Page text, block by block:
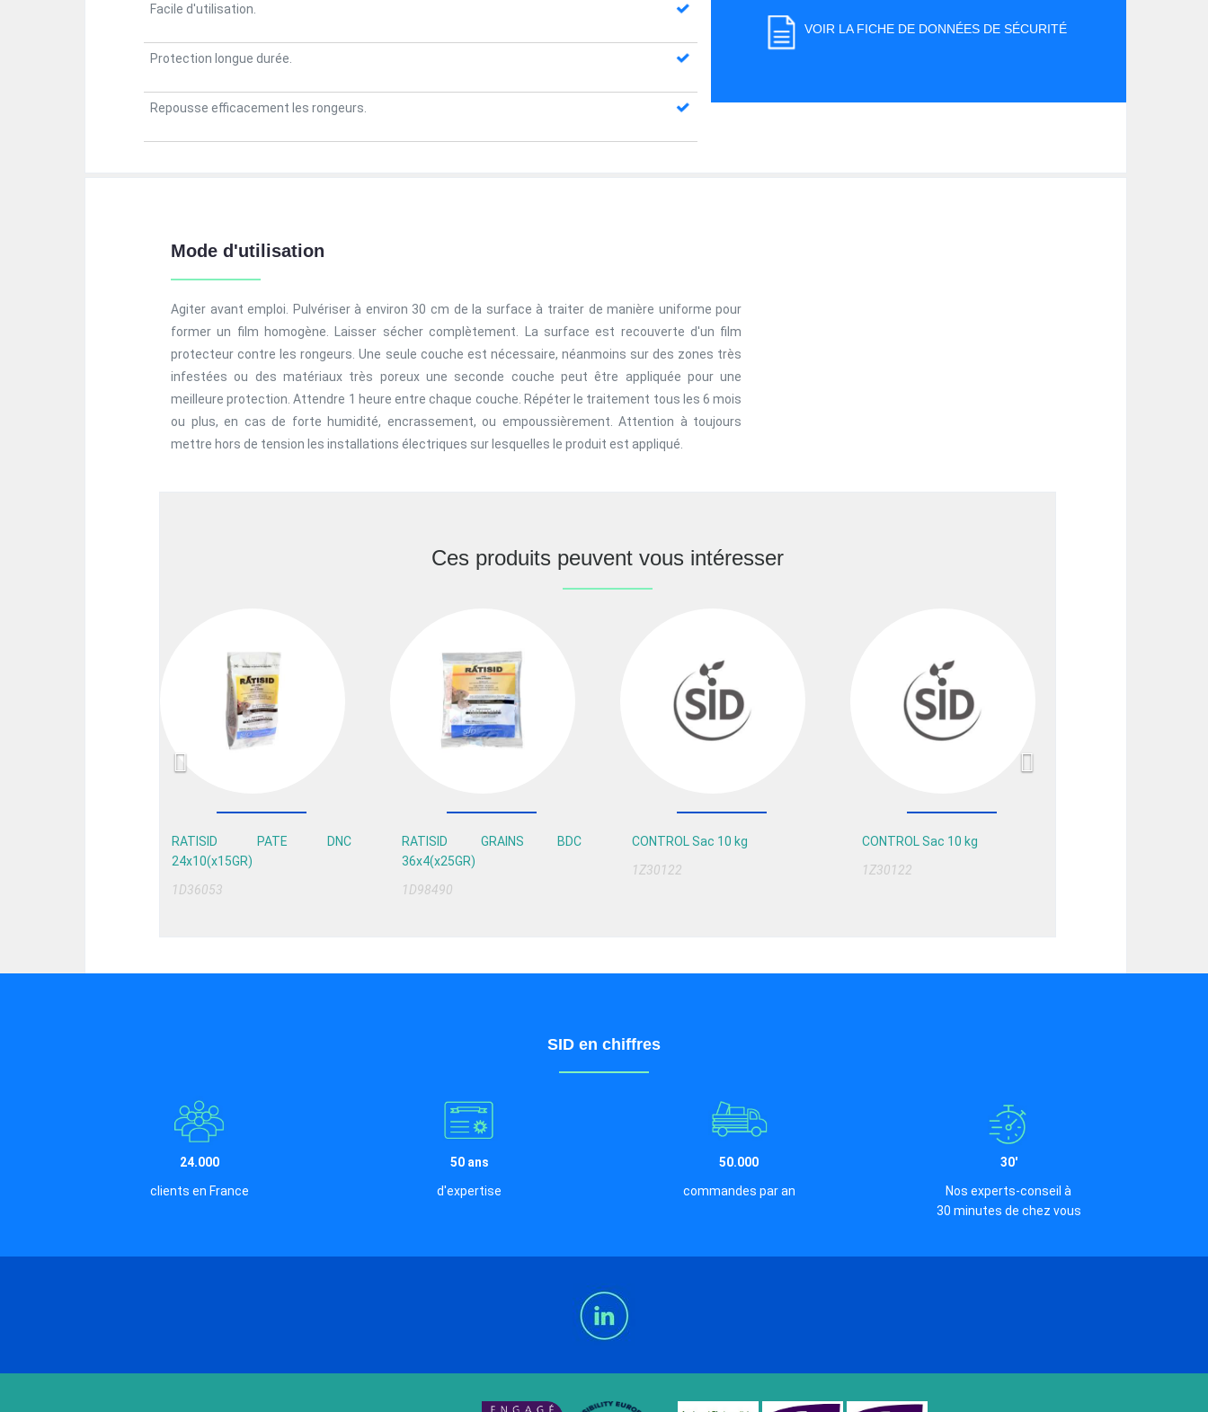
Facile d'utilisation.
Protection longue durée.
Repousse efficacement les rongeurs.
VOIR LA FICHE DE DONNÉES DE SÉCURITÉ
Mode d'utilisation
Agiter avant emploi. Pulvériser à environ 30 cm de la surface à traiter de manière uniforme pour
former un film homogène. Laisser sécher complètement. La surface est recouverte d'un film
protecteur contre les rongeurs. Une seule couche est nécessaire, néanmoins sur des zones très
infestées ou des matériaux très poreux une seconde couche peut être appliquée pour une
meilleure protection. Attendre 1 heure entre chaque couche. Répéter le traitement tous les 6 mois
ou plus, en cas de forte humidité, encrassement, ou empoussièrement. Attention à toujours
mettre hors de tension les installations électriques sur lesquelles le produit est appliqué.
Ces produits peuvent vous intéresser
RATISID PATE DNC
24x10(x15GR)
1D36053
RATISID GRAINS BDC
36x4(x25GR)
1D98490
CONTROL Sac 10 kg
1Z30122
CONTROL Sac 10 kg
1Z30122
SID en chiffres
24.000
clients en France
50 ans
d'expertise
50.000
commandes par an
30'
Nos experts-conseil à
30 minutes de chez vous